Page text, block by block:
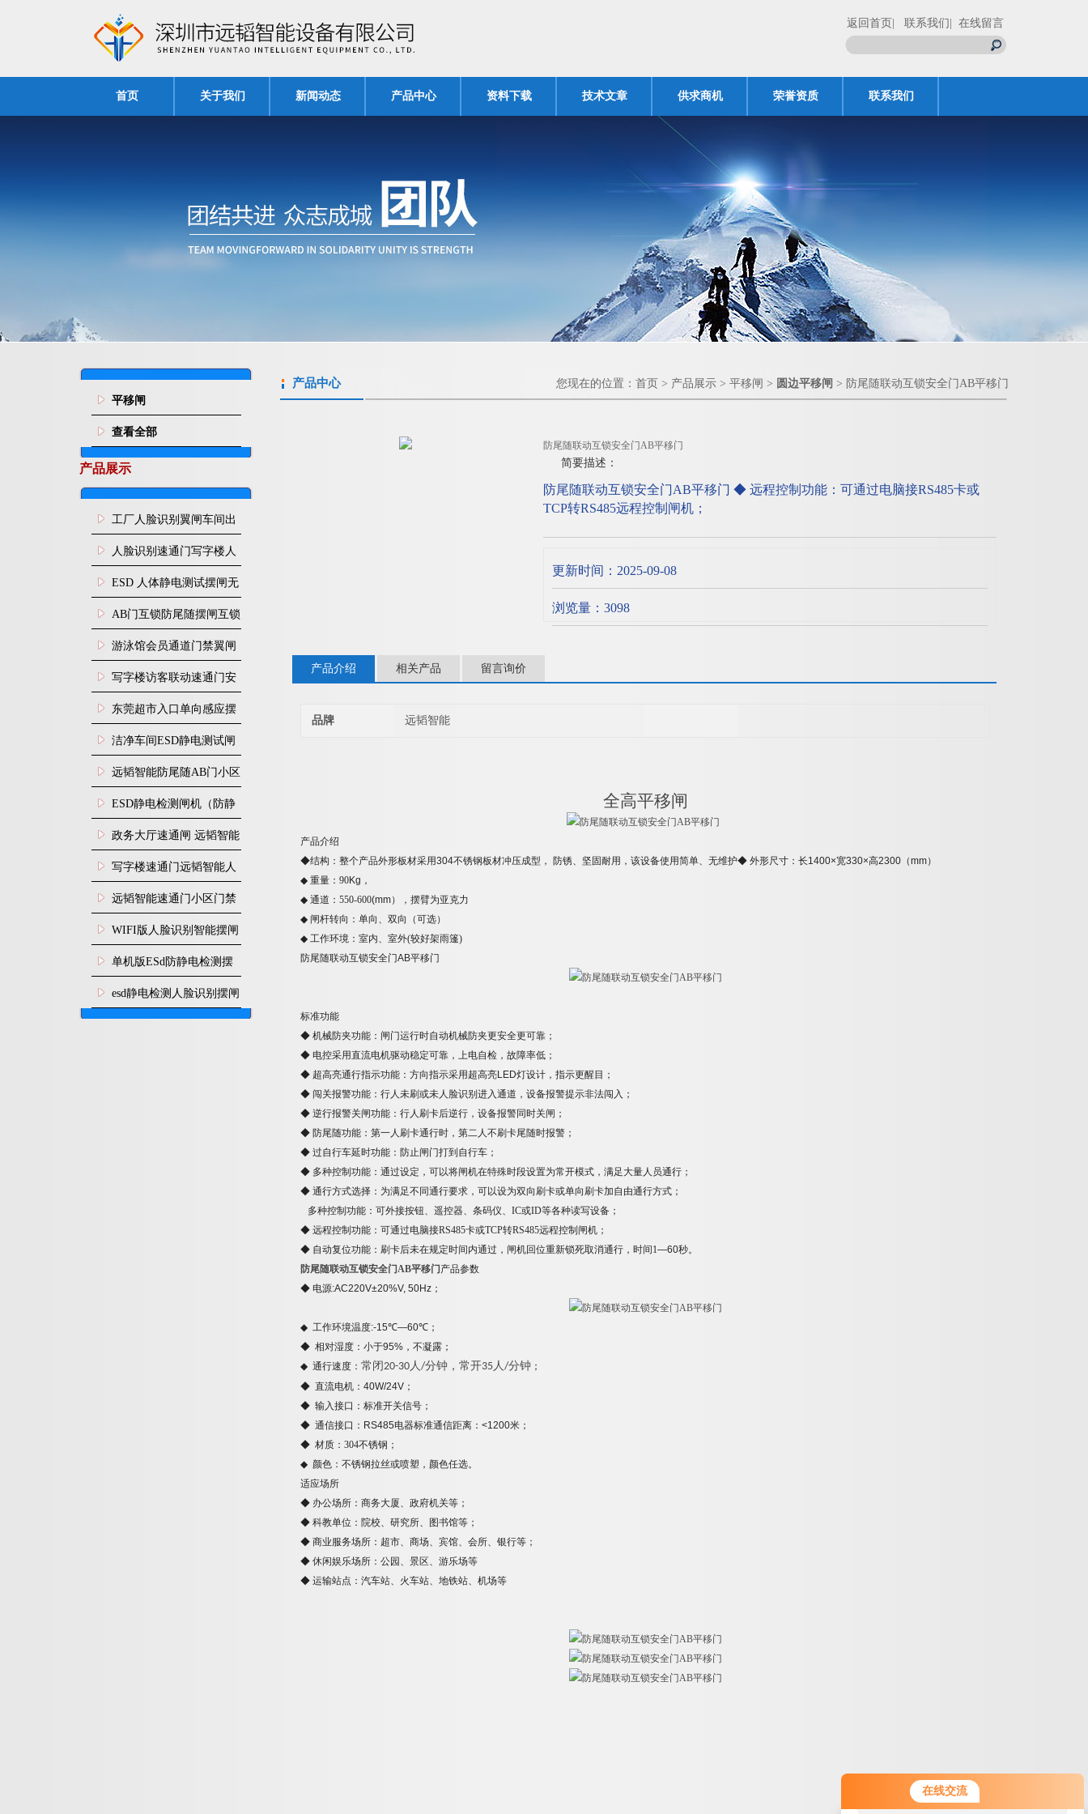
在线交流
您好！欢迎前来咨询，很高兴为您
服务，请问您要咨询什么问题呢？
返回首页 | 联系我们 | 在线留言
首页 关于我们 新闻动态 产品中心 资料下载 技术文章 供求商机 荣誉资质 联系我们
平移闸
查看全部
产品展示
工厂人脸识别翼闸车间出
入口人行通道门禁
人脸识别速通门写字楼人
行通道闸门禁设备
ESD 人体静电测试摆闸无
尘车间防静电闸机
AB门互锁防尾随摆闸互锁
闸机
游泳馆会员通道门禁翼闸
写字楼访客联动速通门安
装
东莞超市入口单向感应摆
闸安装
洁净车间ESD静电测试闸
机
远韬智能防尾随AB门小区
门禁闸机安装
​ESD静电检测闸机（防静
电门禁通道系统）
政务大厅速通闸 远韬智能
防尾随静音速通门
写字楼速通门远韬智能人
脸识别快速通道闸
远韬智能速通门小区门禁
闸机食堂消费摆闸
WIFI版人脸识别智能摆闸
机
单机版ESd防静电检测摆
闸机
esd静电检测人脸识别摆闸
安装
产品中心 您现在的位置： 首页 > 产品展示 > 平移闸 > 圆边平移闸 > 防尾随联动互锁安全门AB平移门
防尾随联动互锁安全门AB平移门
简要描述：
防尾随联动互锁安全门AB平移门 ◆ 远程控制功能：可通过电脑接RS485卡或
TCP转RS485远程控制闸机；
时间1—60秒。
更新时间：2025-09-08
浏览量：3098
产品介绍 相关产品 留言询价
品牌 远韬智能
全高平移闸
产品介绍
◆结构：整个产品外形板材采用304不锈钢板材冲压成型 ， 防锈、坚固耐用，该设备使用简单、无维护◆ 外形尺寸：长1400×宽330×高2300 （mm）
◆ 重量： 90Kg ，
◆ 通道 ： 550-600(mm），摆臂为亚克力
◆ 闸杆转向：单向、双向（可选）
◆ 工作环境：室内、室外(较好架雨篷)
防尾随联动互锁安全门AB平移门
标准功能
◆ 机械防夹功能：闸门运行时自动机械防夹更安全更可靠；
◆ 电控采用直流电机驱动稳定可靠，上电自检，故障率低；
◆ 超高亮通行指示功能：方向指示采用超高亮LED灯设计，指示更醒目；
◆ 闯关报警功能：行人未刷或未人脸识别 进入通道，设备报警提示非法闯入 ；
◆ 逆行报警关闸功能：行人刷卡后逆行，设备报警同时关闸；
◆ 防尾随功能：第一人刷卡通行时，第二人不刷卡尾随时报警；
◆ 过自行车延时功能：防止闸门打到自行车；
◆ 多种控制功能：通过设定，可以将闸机在特殊时段设置为常开模式，满足大量人员通行；
◆ 通行方式选择：为满足不同通行要求，可以设为双向刷卡或单向刷卡加自由通行方式；
多种控制功能：可外接按钮、遥控器、条码仪、 IC或ID等各种读写设备；
◆ 远程控制功能：可通过电脑接RS485卡或TCP转RS485远程控制闸机；
◆ 自动复位功能：刷卡后未在规定时间内通过，闸机回位重新锁死取消通行，时间 1—60秒。
防尾随联动互锁安全门AB平移门 产品参数
◆ 电源:AC220V±20%V, 50Hz ；
◆ 工作环境温度:-15℃—60℃ ；
◆ 相对湿度：小于95% ，不凝露 ；
◆ 通行速度： 常 闭20-30人/分钟 ，常开35人/分钟 ；
◆ 直流电机： 40W/24V ；
◆ 输入接口：标准开关信号；
◆ 通信接口 ： RS485电器标准通信距离： <1200米 ；
◆ 材质： 304不锈钢 ；
◆ 颜色：不锈钢拉丝或喷塑，颜色任选。
适应场所
◆ 办公场所：商务大厦、政府机关等；
◆ 科教单位：院校、研究所、图书馆等；
◆ 商业服务场所：超市、商场、宾馆、会所、银行等；
◆ 休闲娱乐场所：公园、景区、游乐场等
◆ 运输站点：汽车站、火车站、地铁站、机场等